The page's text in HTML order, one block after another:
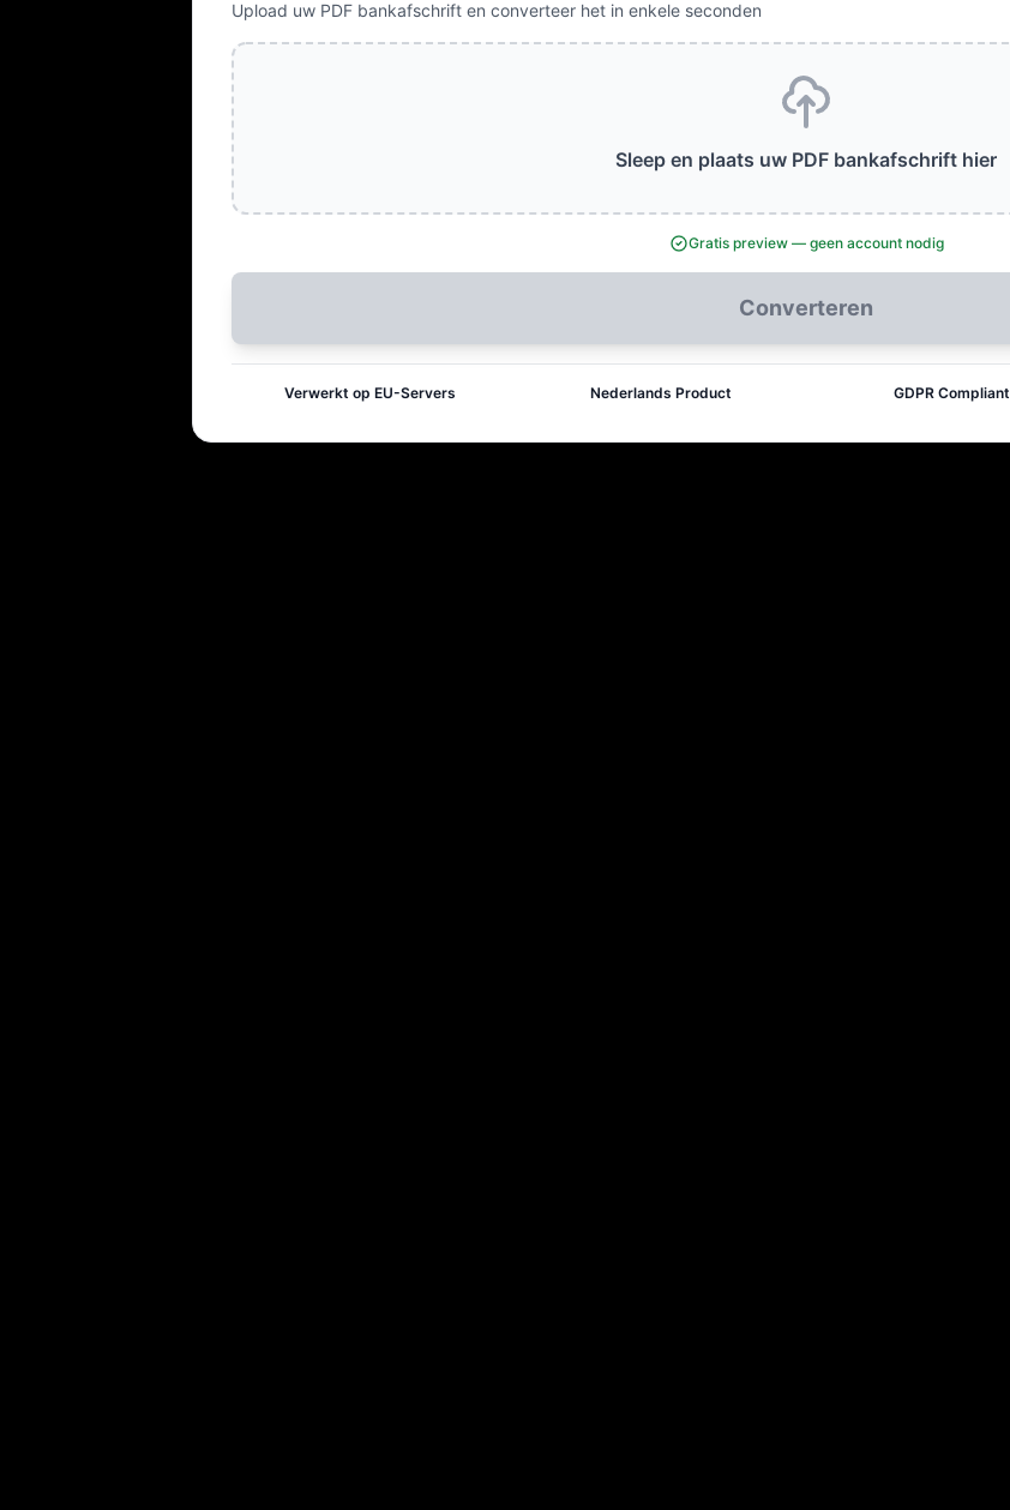
Upload uw PDF bankafschrift en converteer het in enkele seconden
Sleep en plaats uw PDF bankafschrift hier
Gratis preview — geen account nodig
Converteren
Verwerkt op EU-Servers Nederlands Product GDPR Compliant